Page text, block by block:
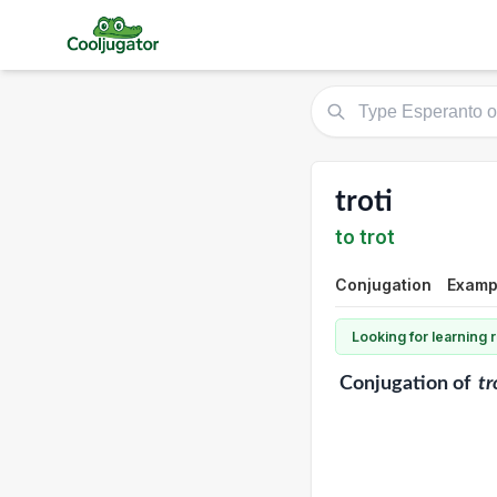
troti
to trot
Conjugation
Looking for learning
Conjugationof